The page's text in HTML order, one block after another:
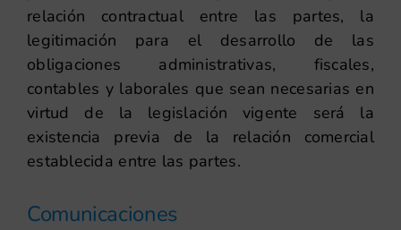
relación contractual entre las partes, la
legitimación para el desarrollo de las
obligaciones administrativas, fiscales,
contables y laborales que sean necesarias en
virtud de la legislación vigente será la
existencia previa de la relación comercial
establecida entre las partes.
Comunicaciones